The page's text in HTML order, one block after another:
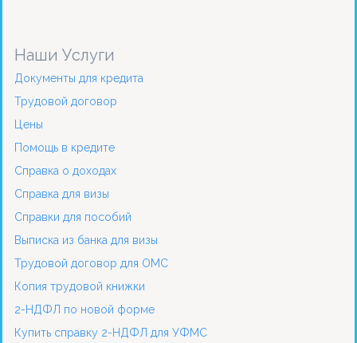
Наши Услуги
Документы для кредита
Трудовой договор
Цены
Помощь в кредите
Справка о доходах
Справка для визы
Справки для пособий
Выписка из банка для визы
Трудовой договор для ОМС
Копия трудовой книжки
2-НДФЛ по новой форме
Купить справку 2-НДФЛ для УФМС